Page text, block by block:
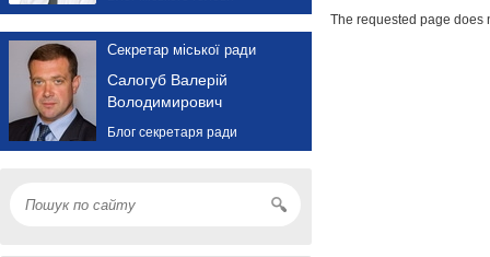
Секретар міської ради
Салогуб Валерій
Володимирович
Блог секретаря ради
The requested page does